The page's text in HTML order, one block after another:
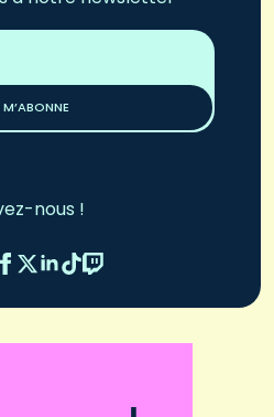
M’ABONNE
nous !